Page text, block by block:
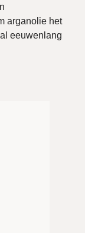
arganolie het
eeuwenlang